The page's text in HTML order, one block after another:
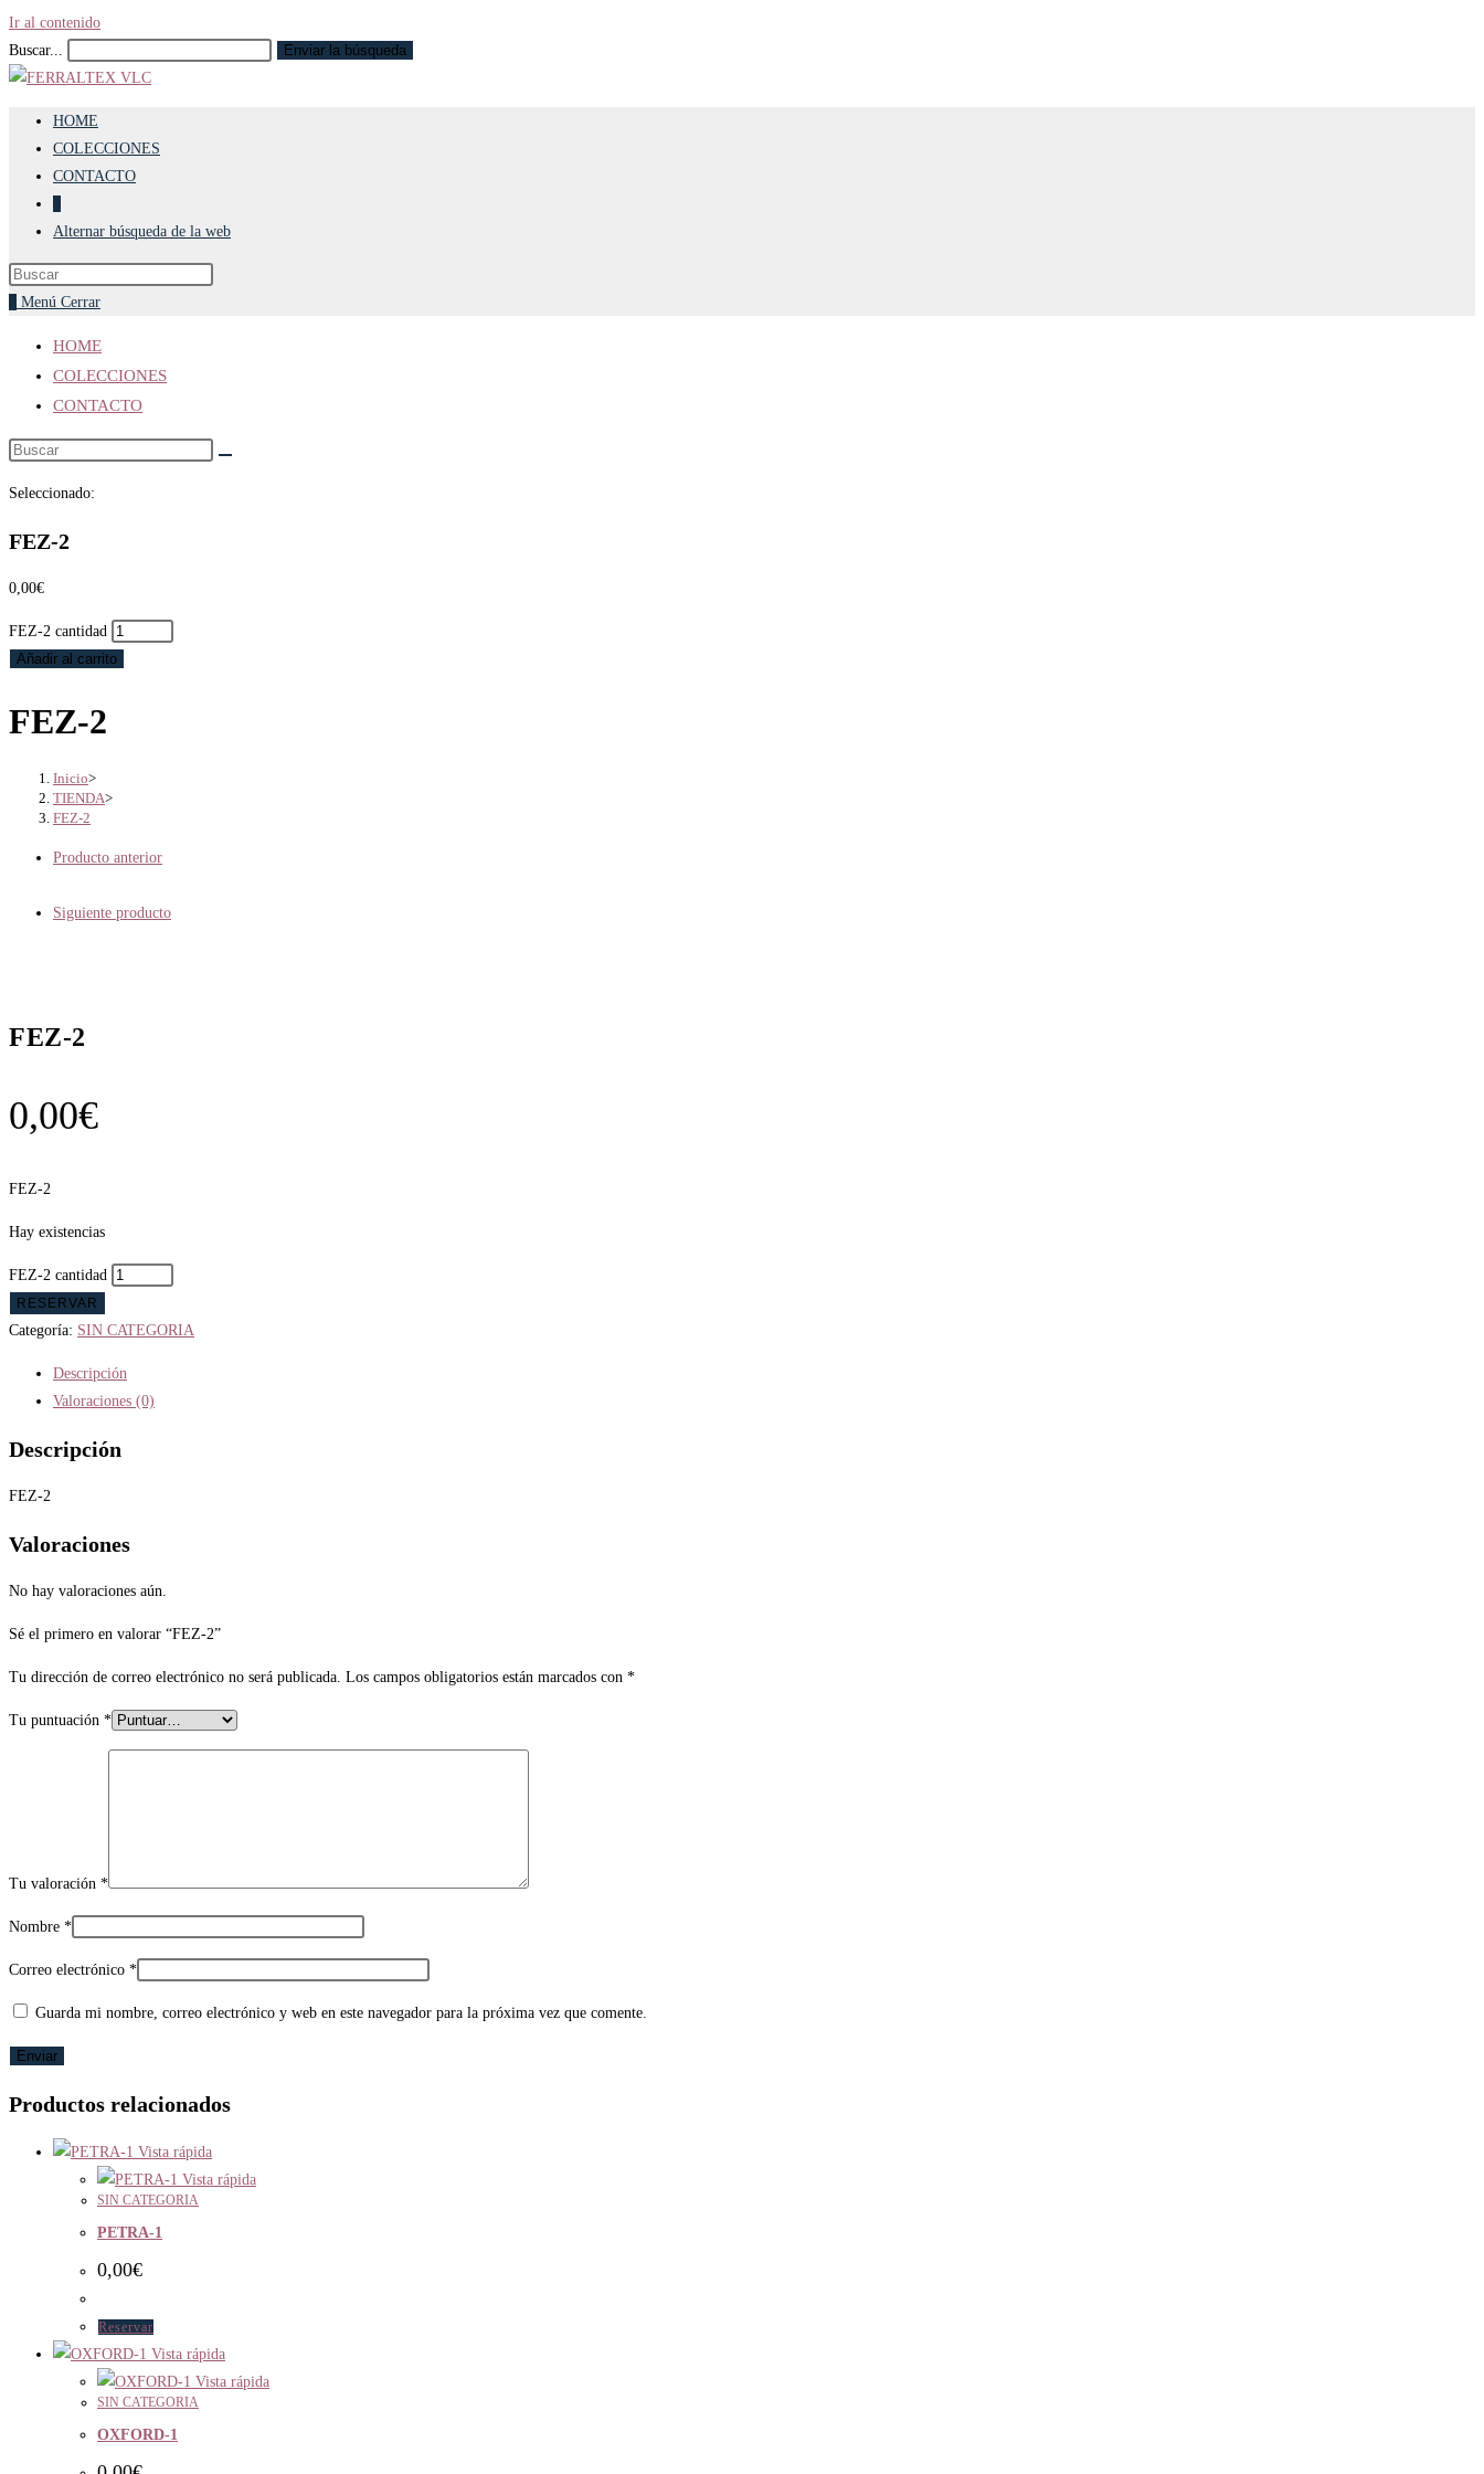
Ir al contenido
Buscar...
Enviar la búsqueda
HOME
COLECCIONES
CONTACTO
Alternar búsqueda de la web
Menú Cerrar
HOME
COLECCIONES
CONTACTO
Seleccionado:
FEZ-2
0,00€
FEZ-2 cantidad
Añadir al carrito
FEZ-2
Inicio>
TIENDA>
FEZ-2
Producto anterior
Siguiente producto
FEZ-2
0,00€
FEZ-2
Hay existencias
FEZ-2 cantidad
RESERVAR
Categoría: SIN CATEGORIA
Descripción
Valoraciones (0)
Descripción
FEZ-2
Valoraciones
No hay valoraciones aún.
Sé el primero en valorar “FEZ-2”
Tu dirección de correo electrónico no será publicada. Los campos obligatorios están marcados con *
Tu puntuación *
Tu valoración *
Nombre *
Correo electrónico *
Guarda mi nombre, correo electrónico y web en este navegador para la próxima vez que comente.
Productos relacionados
Vista rápida
Vista rápida
SIN CATEGORIA
PETRA-1
0,00€
Reservar
Vista rápida
Vista rápida
SIN CATEGORIA
OXFORD-1